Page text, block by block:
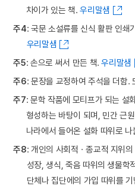
차이가 있는 책.우리말샘
주4: 국문 소설류를 신식 활판 인쇄
우리말샘
주5: 손으로 써서 만든 책.우리말샘
주6: 문장을 교정하여 주석을 더함.
주7: 문학 작품에 모티프가 되는 설
형성하는 바탕이 되며, 민간 근
나라에서 들어온 설화 따위로 나
주8: 개인의 사회적ㆍ종교적 지위
성장, 생식, 죽음 따위의 생물학
단체나 집단에의 가입 따위를